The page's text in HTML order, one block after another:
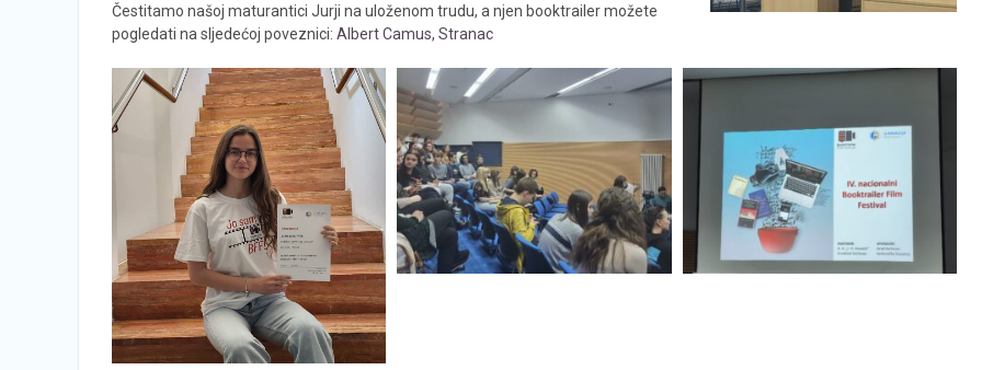
Čestitamo našoj maturantici Jurji na uloženom trudu, a njen booktrailer možete
pogledati na sljedećoj poveznici: Albert Camus, Stranac